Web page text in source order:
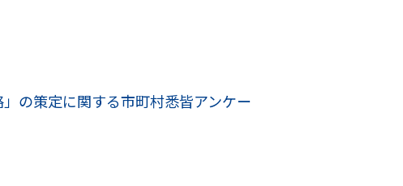
の策定に関する市町村悉皆アンケー